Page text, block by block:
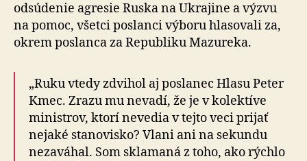
odsúdenie agresie Ruska na Ukrajine a výzvu
na pomoc, všetci poslanci výboru hlasovali za,
okrem poslanca za Republiku Mazureka.
„Ruku vtedy zdvihol aj poslanec Hlasu Peter
Kmec. Zrazu mu nevadí, že je v kolektíve
ministrov, ktorí nevedia v tejto veci prijať
nejaké stanovisko? Vlani ani na sekundu
nezaváhal. Som sklamaná z toho, ako rýchlo